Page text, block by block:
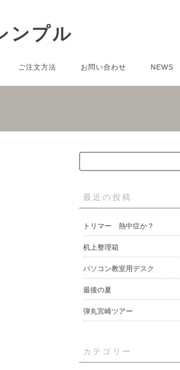
ご注文方法 お問い合わせ NEWS
最近の投稿
トリマー 熱中症か？
机上整理箱
パソコン教室用デスク
最後の夏
弾丸宮崎ツアー
カテゴリー